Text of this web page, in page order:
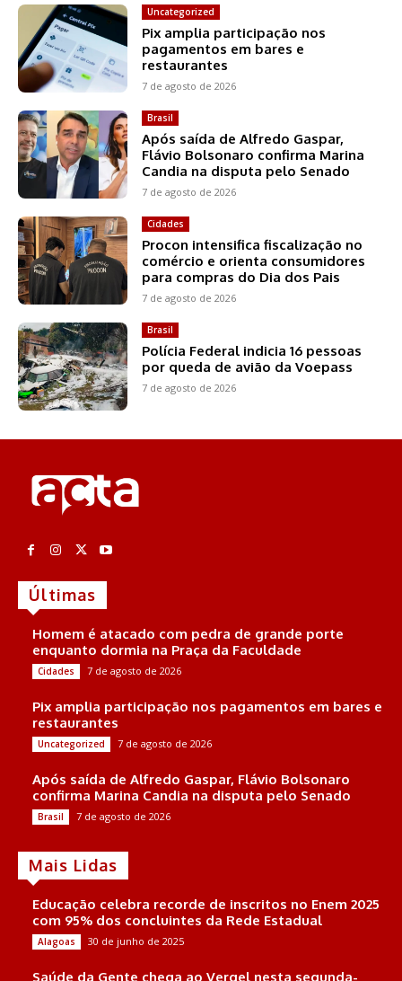
Uncategorized
Pix amplia participação nos
pagamentos em bares e
restaurantes
7 de agosto de 2026
Brasil
Após saída de Alfredo Gaspar,
Flávio Bolsonaro confirma Marina
Candia na disputa pelo Senado
7 de agosto de 2026
Cidades
Procon intensifica fiscalização no
comércio e orienta consumidores
para compras do Dia dos Pais
7 de agosto de 2026
Brasil
Polícia Federal indicia 16 pessoas
por queda de avião da Voepass
7 de agosto de 2026
Últimas
Homem é atacado com pedra de grande porte
enquanto dormia na Praça da Faculdade
Cidades 7 de agosto de 2026
Pix amplia participação nos pagamentos em bares e
restaurantes
Uncategorized 7 de agosto de 2026
Após saída de Alfredo Gaspar, Flávio Bolsonaro
confirma Marina Candia na disputa pelo Senado
Brasil 7 de agosto de 2026
Mais Lidas
Educação celebra recorde de inscritos no Enem 2025
com 95% dos concluintes da Rede Estadual
Alagoas 30 de junho de 2025
Saúde da Gente chega ao Vergel nesta segunda-